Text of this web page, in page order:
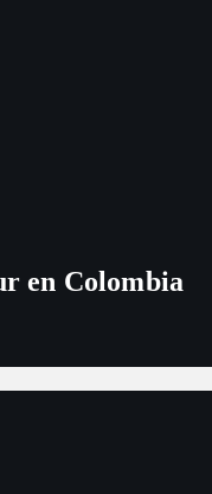
en Colombia